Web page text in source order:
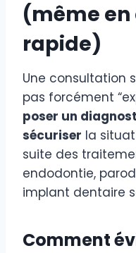
(même
rapide)
Une consultation
pas forcément
poser un
sécuriser la
suite des
endodontie,
implant dentaire
Comment